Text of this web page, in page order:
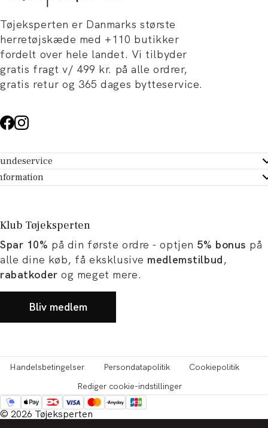
Tøjeksperten er Danmarks største
herretøjskæde med +110 butikker
fordelt over hele landet. Vi tilbyder
gratis fragt v/ 499 kr. på alle ordrer,
gratis retur og 365 dages bytteservice.
- Hjælpecenter
dit køb
Tøjeksperten
og artikler
og karriere
Klub Tøjeksperten
Spar 10% på din første ordre - optjen 5% bonus på
alle dine køb, få eksklusive medlemstilbud,
rabatkoder og meget mere.
Bliv medlem
Handelsbetingelser Persondatapolitik
Cookiepolitik
Rediger cookie-indstillinger
© 2026 Tøjeksperten